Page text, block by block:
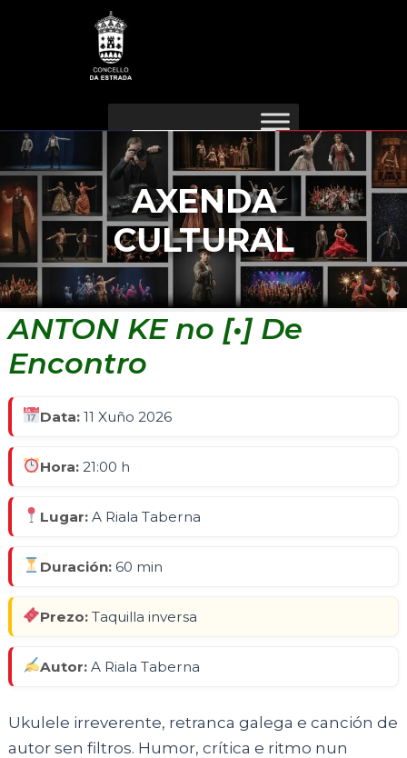
AXENDA
CULTURAL
ANTON KE no [•] De
Encontro
Data: 11 Xuño 2026
Hora: 21:00 h
Lugar: A Riala Taberna
Duración: 60 min
Prezo: Taquilla inversa
Autor: A Riala Taberna
Ukulele irreverente, retranca galega e canción de
autor sen filtros. Humor, crítica e ritmo nun